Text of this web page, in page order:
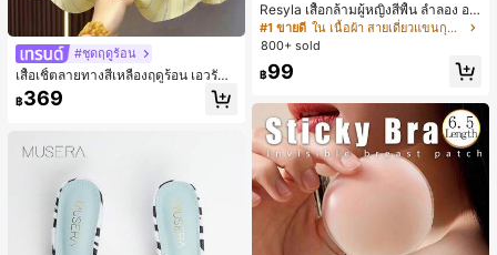
#ชุดฤดูร้อน
เสื้อเชิ้ตลายทางสีเหลืองฤดูร้อน เอวรัด
สไตล์ลำลองสำหรับเดินทางไปทำงาน ผ้
าฝ้ายผสม กระดุมหน้า เสื้ออเนกประสงค์
฿369
Resyla เสื้อกล้ามผู้หญิงสีพื้น ลำลอง อเ
นกประสงค์ เหมาะสำหรับใส่ซ้อนหรือใส่
เดี่ยว
#1 ขายดี
ใน เนื้อผ้า สายเดี่ยวแขนกุดสีสดใส
800+ sold
฿99